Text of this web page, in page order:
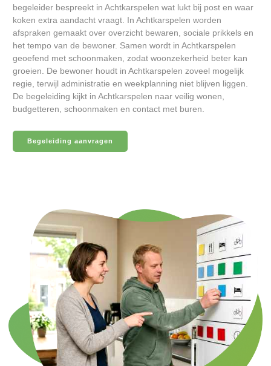
begeleider bespreekt in Achtkarspelen wat lukt bij post en waar
koken extra aandacht vraagt. In Achtkarspelen worden
afspraken gemaakt over overzicht bewaren, sociale prikkels en
het tempo van de bewoner. Samen wordt in Achtkarspelen
geoefend met schoonmaken, zodat woonzekerheid beter kan
groeien. De bewoner houdt in Achtkarspelen zoveel mogelijk
regie, terwijl administratie en weekplanning niet blijven liggen.
De begeleiding kijkt in Achtkarspelen naar veilig wonen,
budgetteren, schoonmaken en contact met buren.
Begeleiding aanvragen